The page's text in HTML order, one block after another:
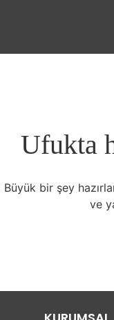
Ufukta
Büyük bir şey
ve